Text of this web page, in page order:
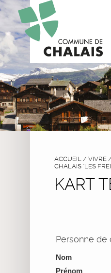
ACCUEIL / VIVRE /
CHALAIS "LES
KART
Personne de
Nom
Prénom